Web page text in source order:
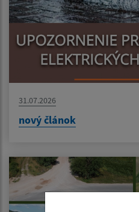
31.07.2026
nový článok